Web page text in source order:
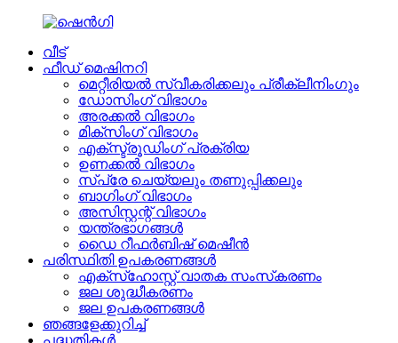
വീട്
ഫീഡ് മെഷിനറി
മെറ്റീരിയൽ സ്വീകരിക്കലും പ്രീക്ലീനിംഗും
ഡോസിംഗ് വിഭാഗം
അരക്കൽ വിഭാഗം
മിക്സിംഗ് വിഭാഗം
എക്സ്ട്രൂഡിംഗ് പ്രക്രിയ
ഉണക്കൽ വിഭാഗം
സ്പ്രേ ചെയ്യലും തണുപ്പിക്കലും
ബാഗിംഗ് വിഭാഗം
അസിസ്റ്റന്റ് വിഭാഗം
യന്ത്രഭാഗങ്ങൾ
ഡൈ റീഫർബിഷ് മെഷീൻ
പരിസ്ഥിതി ഉപകരണങ്ങൾ
എക്‌സ്‌ഹോസ്റ്റ് വാതക സംസ്‌കരണം
ജല ശുദ്ധീകരണം
ജല ഉപകരണങ്ങൾ
ഞങ്ങളേക്കുറിച്ച്
പദ്ധതികൾ